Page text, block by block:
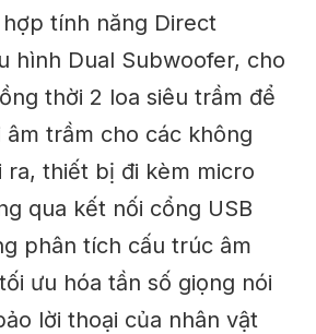
tính năng Direct
hình Dual Subwoofer, cho
thời 2 loa siêu trầm để
trầm cho các không
ra, thiết bị đi kèm micro
qua kết nối cổng USB
phân tích cấu trúc âm
ưu hóa tần số giọng nói
lời thoại của nhân vật